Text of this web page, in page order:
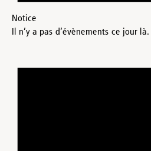
Notice
Il n’y a pas d’évènements ce jour là.